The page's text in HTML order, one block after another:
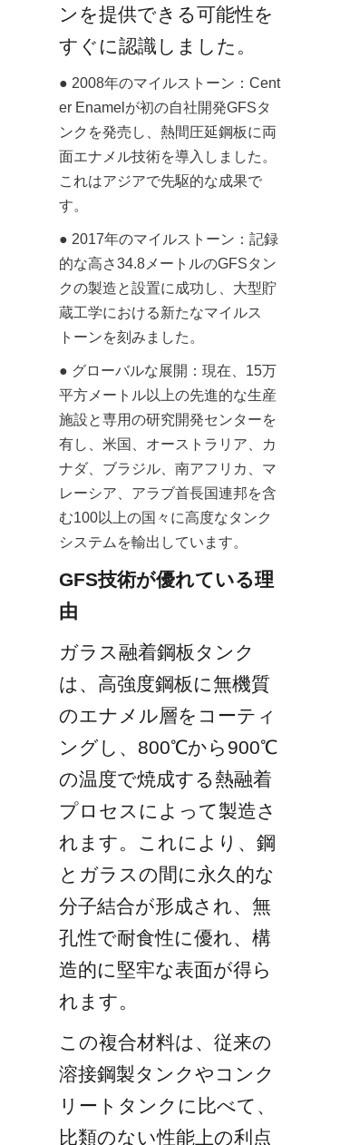
ンを提供できる可能性を
すぐに認識しました。
● 2008年のマイルストーン：Cent
er Enamelが初の自社開発GFSタ
ンクを発売し、熱間圧延鋼板に両
面エナメル技術を導入しました。
これはアジアで先駆的な成果で
す。
● 2017年のマイルストーン：記録
的な高さ34.8メートルのGFSタン
クの製造と設置に成功し、大型貯
蔵工学における新たなマイルス
トーンを刻みました。
● グローバルな展開：現在、15万
平方メートル以上の先進的な生産
施設と専用の研究開発センターを
有し、米国、オーストラリア、カ
ナダ、ブラジル、南アフリカ、マ
レーシア、アラブ首長国連邦を含
む100以上の国々に高度なタンク
システムを輸出しています。
GFS技術が優れている理
由
ガラス融着鋼板タンク
は、高強度鋼板に無機質
のエナメル層をコーティ
ングし、800℃から900℃
の温度で焼成する熱融着
プロセスによって製造さ
れます。これにより、鋼
とガラスの間に永久的な
分子結合が形成され、無
孔性で耐食性に優れ、構
造的に堅牢な表面が得ら
れます。
この複合材料は、従来の
溶接鋼製タンクやコンク
リートタンクに比べて、
比類のない性能上の利点